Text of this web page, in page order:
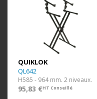
QUIKLOK
QL642
H585 - 964 mm. 2 niveaux.
95,83 €HT Conseillé